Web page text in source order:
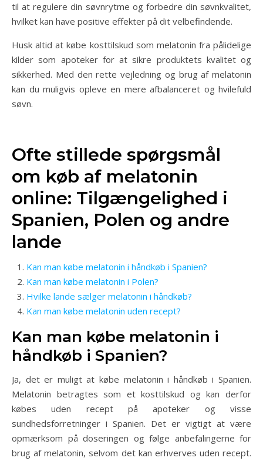
til at regulere din søvnrytme og forbedre din søvnkvalitet,
hvilket kan have positive effekter på dit velbefindende.
Husk altid at købe kosttilskud som melatonin fra pålidelige
kilder som apoteker for at sikre produktets kvalitet og
sikkerhed. Med den rette vejledning og brug af melatonin
kan du muligvis opleve en mere afbalanceret og hvilefuld
søvn.
Ofte stillede spørgsmål
om køb af melatonin
online: Tilgængelighed i
Spanien, Polen og andre
lande
Kan man købe melatonin i håndkøb i Spanien?
Kan man købe melatonin i Polen?
Hvilke lande sælger melatonin i håndkøb?
Kan man købe melatonin uden recept?
Kan man købe melatonin i
håndkøb i Spanien?
Ja, det er muligt at købe melatonin i håndkøb i Spanien.
Melatonin betragtes som et kosttilskud og kan derfor
købes uden recept på apoteker og visse
sundhedsforretninger i Spanien. Det er vigtigt at være
opmærksom på doseringen og følge anbefalingerne for
brug af melatonin, selvom det kan erhverves uden recept.